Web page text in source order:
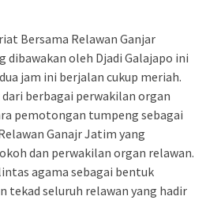
Bersama Relawan Ganjar
dibawakan oleh Djadi Galajapo ini
jam ini berjalan cukup meriah.
berbagai perwakilan organ
pemotongan tumpeng sebagai
Ganajr Jatim yang
dan perwakilan organ relawan.
agama sebagai bentuk
tekad seluruh relawan yang hadir